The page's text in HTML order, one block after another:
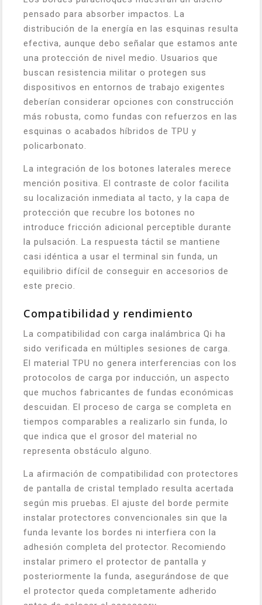
pensado para absorber impactos. La
distribución de la energía en las esquinas resulta
efectiva, aunque debo señalar que estamos ante
una protección de nivel medio. Usuarios que
buscan resistencia militar o protegen sus
dispositivos en entornos de trabajo exigentes
deberían considerar opciones con construcción
más robusta, como fundas con refuerzos en las
esquinas o acabados híbridos de TPU y
policarbonato.
La integración de los botones laterales merece
mención positiva. El contraste de color facilita
su localización inmediata al tacto, y la capa de
protección que recubre los botones no
introduce fricción adicional perceptible durante
la pulsación. La respuesta táctil se mantiene
casi idéntica a usar el terminal sin funda, un
equilibrio difícil de conseguir en accesorios de
este precio.
Compatibilidad y rendimiento
La compatibilidad con carga inalámbrica Qi ha
sido verificada en múltiples sesiones de carga.
El material TPU no genera interferencias con los
protocolos de carga por inducción, un aspecto
que muchos fabricantes de fundas económicas
descuidan. El proceso de carga se completa en
tiempos comparables a realizarlo sin funda, lo
que indica que el grosor del material no
representa obstáculo alguno.
La afirmación de compatibilidad con protectores
de pantalla de cristal templado resulta acertada
según mis pruebas. El ajuste del borde permite
instalar protectores convencionales sin que la
funda levante los bordes ni interfiera con la
adhesión completa del protector. Recomiendo
instalar primero el protector de pantalla y
posteriormente la funda, asegurándose de que
el protector queda completamente adherido